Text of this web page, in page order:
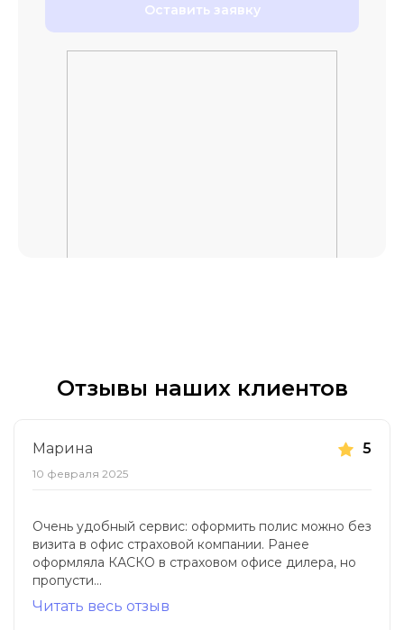
Оставить заявку
Отзывы наших клиентов
Марина 5
10 февраля 2025
Очень удобный сервис: оформить полис можно без
визита в офис страховой компании. Ранее
оформляла КАСКО в страховом офисе дилера, но
пропусти...
Читать весь отзыв